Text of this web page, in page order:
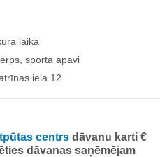
laikā
sporta apavi
iela 12
centrs dāvanu karti €
dāvanas saņēmējam